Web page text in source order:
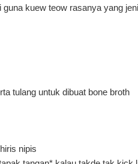
guna kuew teow rasanya yang
tulang untuk dibuat bone broth
nipis